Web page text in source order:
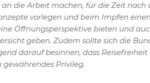
die Arbeit machen, für die Zeit nach
vorlegen und beim Impfen
Öffnungsperspektive bieten und
geben. Zudem sollte sich die
darauf besinnen, dass Reisefreiheit
gewährendes Privileg.